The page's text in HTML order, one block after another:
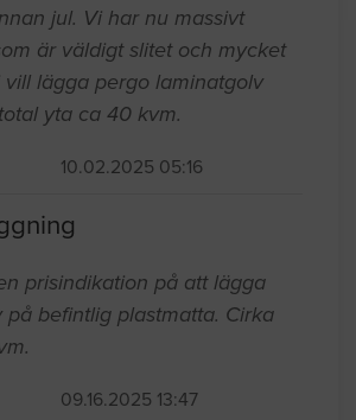
jul. Vi har nu massivt
är väldigt slitet och mycket
vill lägga pergo laminatgolv
yta ca 40 kvm.
10.02.2025 05:16
prisindikation på att lägga
på befintlig plastmatta. Cirka
09.16.2025 13:47